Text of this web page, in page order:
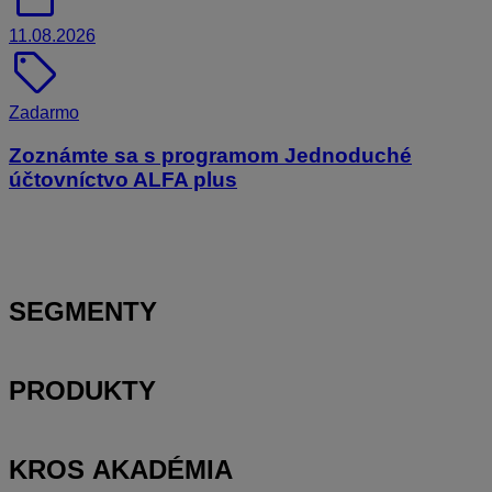
11.08.2026
sell
Zadarmo
Zoznámte sa s programom Jednoduché
účtovníctvo ALFA plus
SEGMENTY
PRODUKTY
KROS AKADÉMIA